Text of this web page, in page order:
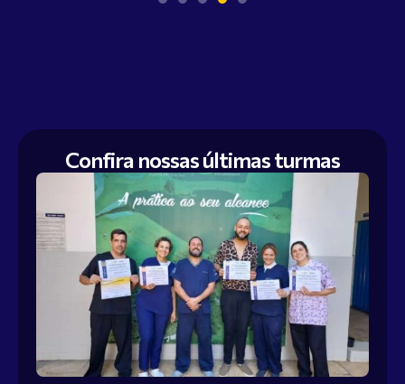
Confira nossas últimas turmas